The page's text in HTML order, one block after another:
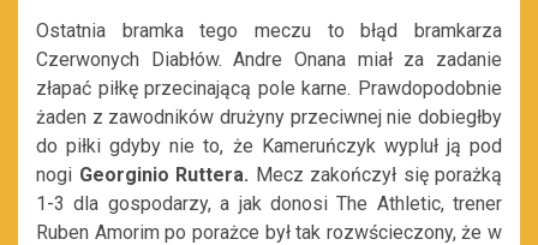
Ostatnia bramka tego meczu to błąd bramkarza
Czerwonych Diabłów. Andre Onana miał za zadanie
złapać piłkę przecinającą pole karne. Prawdopodobnie
żaden z zawodników drużyny przeciwnej nie dobiegłby
do piłki gdyby nie to, że Kameruńczyk wypluł ją pod
nogi Georginio Ruttera. Mecz zakończył się porażką
1-3 dla gospodarzy, a jak donosi The Athletic, trener
Ruben Amorim po porażce był tak rozwścieczony, że w